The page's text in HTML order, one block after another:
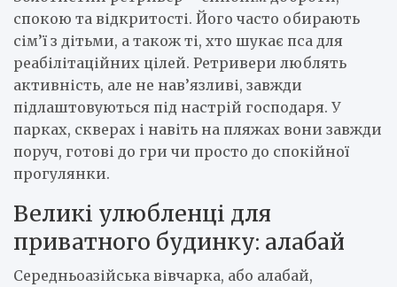
спокою та відкритості. Його часто обирають
сім’ї з дітьми, а також ті, хто шукає пса для
реабілітаційних цілей. Ретривери люблять
активність, але не нав’язливі, завжди
підлаштовуються під настрій господаря. У
парках, скверах і навіть на пляжах вони завжди
поруч, готові до гри чи просто до спокійної
прогулянки.
Великі улюбленці для
приватного будинку: алабай
Середньоазійська вівчарка, або алабай,